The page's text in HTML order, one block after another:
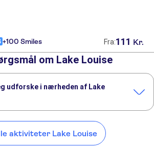
+100 Smiles Fra:111 Kr.
om Lake Louise
udforske i nærheden af Lake
aktiviteter Lake Louise